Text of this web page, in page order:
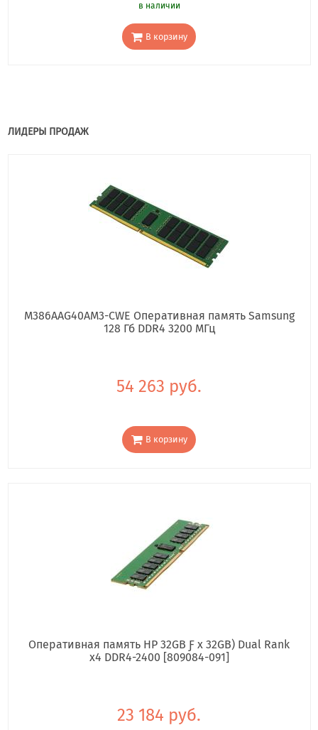
в наличии
В корзину
ЛИДЕРЫ ПРОДАЖ
M386AAG40AM3-CWE Оперативная память Samsung
128 Гб DDR4 3200 МГц
54 263 руб.
В корзину
Оперативная память HP 32GB Ƒ x 32GB) Dual Rank
x4 DDR4-2400 [809084-091]
23 184 руб.